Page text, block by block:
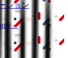
ション
」